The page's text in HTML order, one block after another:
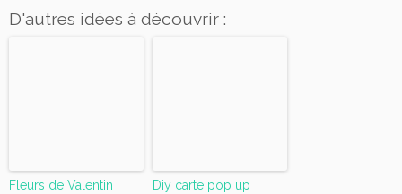
D'autres idées à découvrir :
Fleurs de Valentin Diy carte pop up